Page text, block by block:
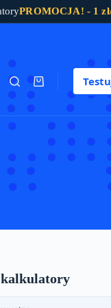
PROMOCJA! - 1
Koszyk